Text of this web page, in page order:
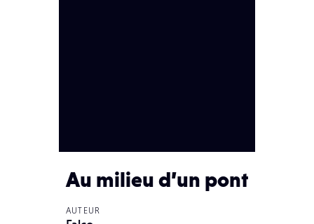
Au milieu d’un pont
AUTEUR